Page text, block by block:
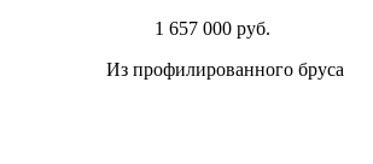
1 657 000 руб.
Из профилированного бруса